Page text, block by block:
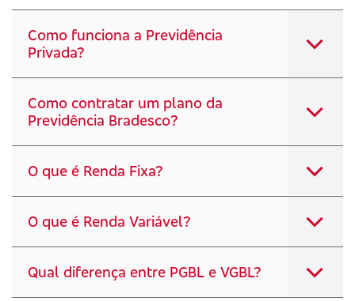
Como funciona a Previdência
Privada?
Como contratar um plano da
Previdência Bradesco?
O que é Renda Fixa?
O que é Renda Variável?
Qual diferença entre PGBL e VGBL?